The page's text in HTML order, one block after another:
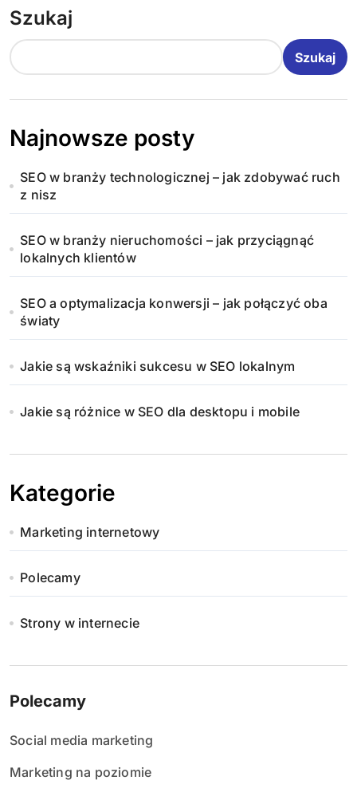
Szukaj
Szukaj
Najnowsze posty
SEO w branży technologicznej – jak zdobywać ruch
z nisz
SEO w branży nieruchomości – jak przyciągnąć
lokalnych klientów
SEO a optymalizacja konwersji – jak połączyć oba
światy
Jakie są wskaźniki sukcesu w SEO lokalnym
Jakie są różnice w SEO dla desktopu i mobile
Kategorie
Marketing internetowy
Polecamy
Strony w internecie
Polecamy
Social media marketing
Marketing na poziomie